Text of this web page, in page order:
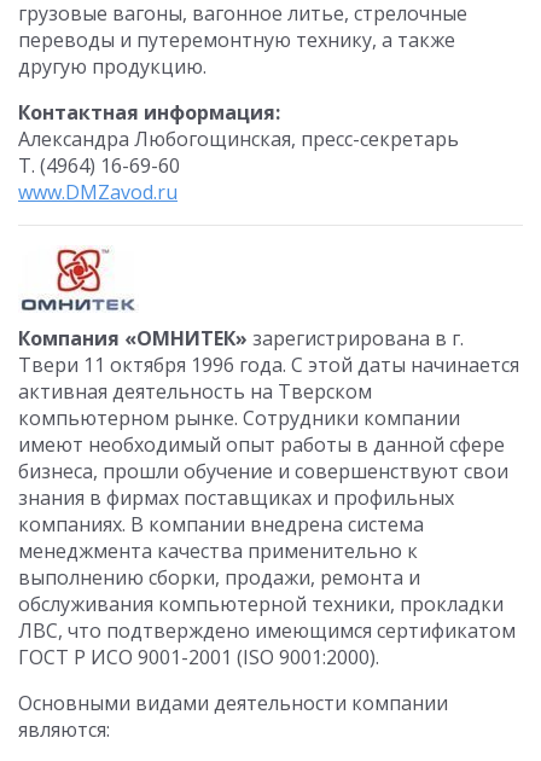
грузовые вагоны, вагонное литье, стрелочные
переводы и путеремонтную технику, а также
другую продукцию.
Контактная информация:
Александра Любогощинская, пресс-секретарь
Т. (4964) 16-69-60
www.DMZavod.ru
Компания «ОМНИТЕК» зарегистрирована в г.
Твери 11 октября 1996 года. С этой даты начинается
активная деятельность на Тверском
компьютерном рынке. Сотрудники компании
имеют необходимый опыт работы в данной сфере
бизнеса, прошли обучение и совершенствуют свои
знания в фирмах поставщиках и профильных
компаниях. В компании внедрена система
менеджмента качества применительно к
выполнению сборки, продажи, ремонта и
обслуживания компьютерной техники, прокладки
ЛВС, что подтверждено имеющимся сертификатом
ГОСТ Р ИСО 9001-2001 (ISO 9001:2000).
Основными видами деятельности компании
являются: